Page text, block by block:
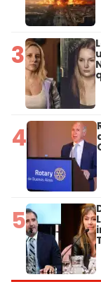
3
4
5